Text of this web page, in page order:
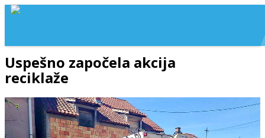
Uspešno započela akcija
reciklaže